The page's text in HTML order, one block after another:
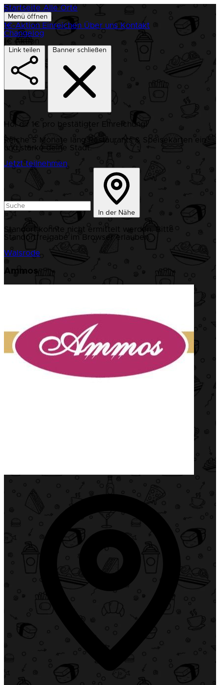
Startseite Alle Orte
Menü öffnen
1€-Aktion Einreichen Über uns Kontakt
Changelog
1€ Aktion
Link teilen Banner schließen
Hol dir 1€ pro bestätigter Einreichung!
Reiche 5 Monate lang Restaurants & Speisekarten ein
und stärke deine Stadt.
Jetzt teilnehmen
In der Nähe
Standort konnte nicht ermittelt werden. Bitte
Standortfreigabe im Browser erlauben.
Walsrode
Ammos